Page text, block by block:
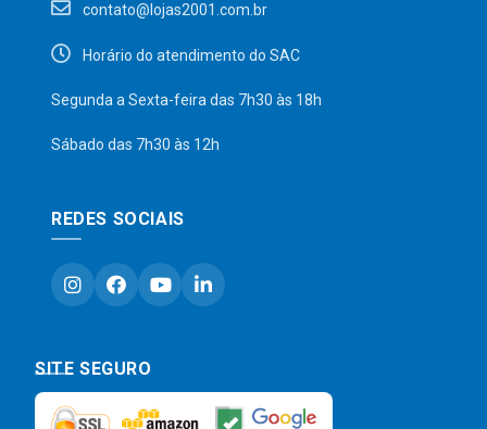
contato@lojas2001.com.br
Horário do atendimento do SAC
Segunda a Sexta-feira das 7h30 às 18h
Sábado das 7h30 às 12h
REDES SOCIAIS
SITE SEGURO